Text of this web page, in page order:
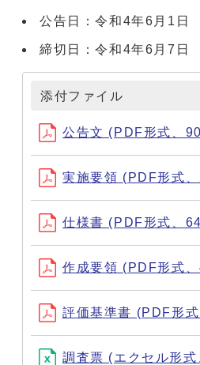
公告日：令和4年6月1日
締切日：令和4年6月7日
添付ファイル
公告文 (PDF形式、
実施要領 (PDF形式
仕様書 (PDF形式、
作成要領 (PDF形式
評価基準書 (PDF形
調査票 (エクセル形